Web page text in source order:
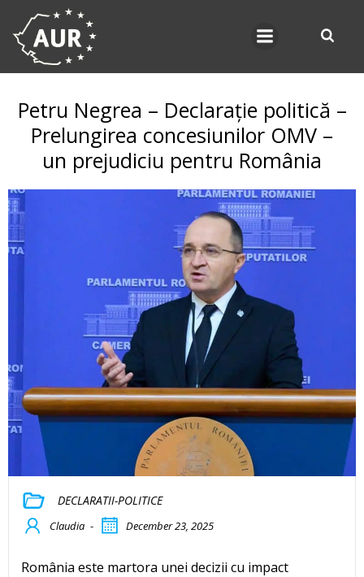
Petru Negrea – Declarație politică –
Prelungirea concesiunilor OMV –
un prejudiciu pentru România
DECLARATII-POLITICE
Claudia - December 23, 2025
România este martora unei decizii cu impact